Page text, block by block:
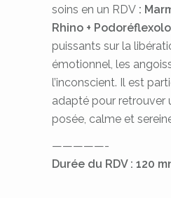
soins en un RDV :
Rhino +
puissants sur la
émotionnel, les
l’inconscient. Il est
adapté pour retrouver
posée, calme et
—————-
Durée du RDV : 120